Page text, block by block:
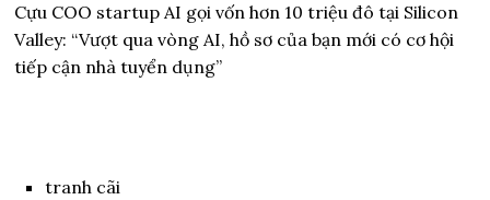
Cựu COO startup AI gọi vốn hơn 10 triệu đô tại Silicon
Valley: “Vượt qua vòng AI, hồ sơ của bạn mới có cơ hội
tiếp cận nhà tuyển dụng”
tranh cãi